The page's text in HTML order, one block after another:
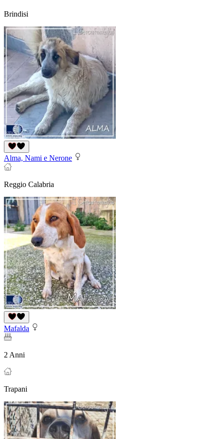
Brindisi
Alma, Nami e Nerone
Reggio Calabria
Mafalda
2 Anni
Trapani